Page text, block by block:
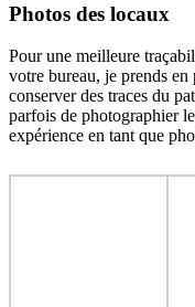
Photos des locaux
Pour une meilleure
votre bureau, je prends
conserver des traces du
parfois de photographier
expérience en tant que